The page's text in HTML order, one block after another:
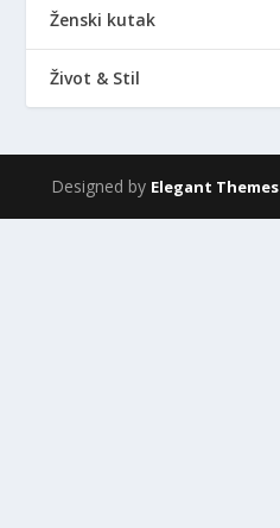
Ženski kutak
Život & Stil
Designed by Elegant Themes